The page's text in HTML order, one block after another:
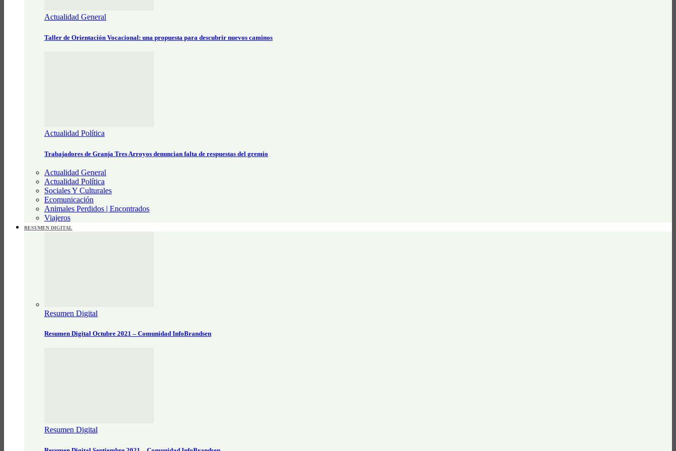
Actualidad General
Taller de Orientación Vocacional: una propuesta para descubrir nuevos caminos
Actualidad Política
Trabajadores de Granja Tres Arroyos denuncian falta de respuestas del gremio
Actualidad General
Actualidad Política
Sociales Y Culturales
Ecomunicación
Animales Perdidos | Encontrados
Viajeros
RESUMEN DIGITAL
Resumen Digital
Resumen Digital Octubre 2021 – Comunidad InfoBrandsen
Resumen Digital